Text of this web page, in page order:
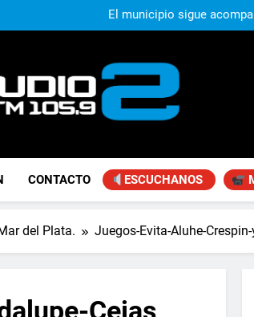
Alejandro Lafourcade presentó
que, si
Achával, primero en imagen
El municipio sigue
Alejandro Lafourcade presentó
Achával, primero en imagen
2
CONTACTO ESCUCHANOS
del Plata. Juegos-Evita-Aluhe-